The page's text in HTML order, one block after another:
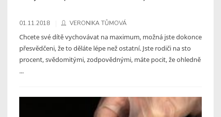
01.11.2018 VERONIKA TŮMOVÁ
Chcete své dítě vychovávat na maximum, možná jste dokonce
přesvědčeni, že to děláte lépe než ostatní. Jste rodiči na sto
procent, svědomitými, zodpovědnými, máte pocit, že ohledně
...